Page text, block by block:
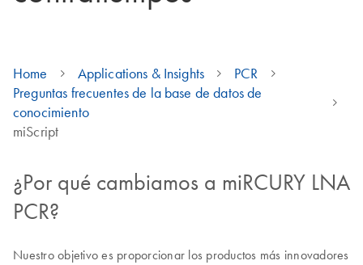
Home Applications & Insights
PCR
Preguntas frecuentes de la base de datos de
conocimiento
miScript
¿Por qué cambiamos a miRCURY LNA
PCR?
Nuestro objetivo es proporcionar los productos más innovadores